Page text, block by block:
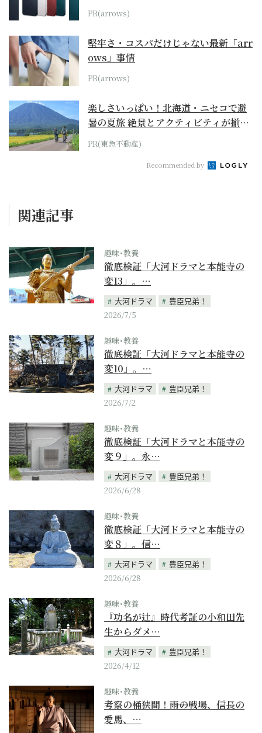
PR(arrows)
堅牢さ・コスパだけじゃない最新「arr
ows」事情
PR(arrows)
楽しさいっぱい！北海道・ニセコで避
暑の夏旅 絶景とアクティビティが揃う
「ニセコ東...
PR(東急不動産)
Recommended by
関連記事
趣味･教養
徹底検証「大河ドラマと本能寺の
変13」。…
大河ドラマ
豊臣兄弟！
2026/7/5
趣味･教養
徹底検証「大河ドラマと本能寺の
変10」。…
大河ドラマ
豊臣兄弟！
2026/7/2
趣味･教養
徹底検証「大河ドラマと本能寺の
変９」。永…
大河ドラマ
豊臣兄弟！
2026/6/28
趣味･教養
徹底検証「大河ドラマと本能寺の
変８」。信…
大河ドラマ
豊臣兄弟！
2026/6/28
趣味･教養
『功名が辻』時代考証の小和田先
生からダメ…
大河ドラマ
豊臣兄弟！
2026/4/12
趣味･教養
考察の桶狭間！――雨の戦場、信長の
愛馬、…